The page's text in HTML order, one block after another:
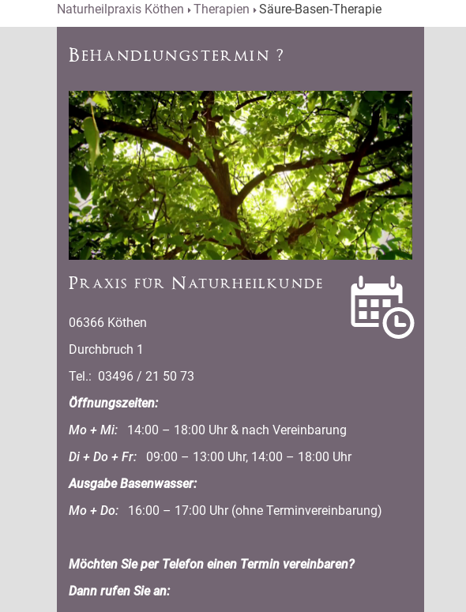
Naturheilpraxis Köthen Therapien Säure-Basen-Therapie
Behandlungstermin ?
Praxis für Naturheilkunde
06366 Köthen
Durchbruch 1
Tel.: 03496 / 21 50 73
Öffnungszeiten:
Mo + Mi: 14:00 – 18:00 Uhr & nach Vereinbarung
Di + Do + Fr: 09:00 – 13:00 Uhr, 14:00 – 18:00 Uhr
Ausgabe Basenwasser:
Mo + Do: 16:00 – 17:00 Uhr (ohne Terminvereinbarung)
Möchten Sie per Telefon einen Termin vereinbaren?
Dann rufen Sie an: